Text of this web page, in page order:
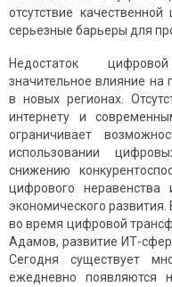
отсутствие
серьезные барьеры для
Недостаток
значительное влияние
в новых регионах.
интернету и
ограничивает
использовании
снижению
цифрового
экономического
во время цифровой
Адамов, развитие ИТ-
Сегодня существует
ежедневно появляются